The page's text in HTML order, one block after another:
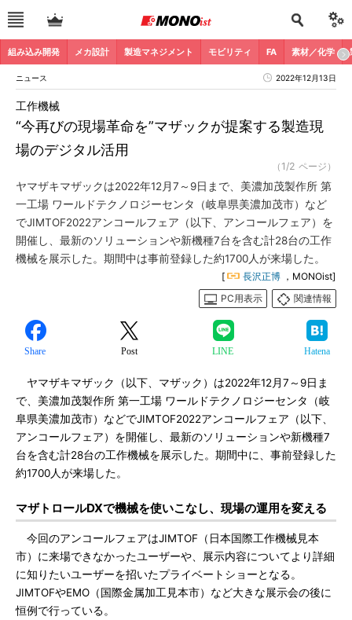
組み込み開発 メカ設計 製造マネジメント モビリティ FA 素材／化学
ニュース 2022年12月13日
“今再びの現場革命を”マザックが提案する製造現
場のデジタル活用
工作機械
（1/2 ページ）
ヤマザキマザックは2022年12月7～9日まで、美濃加茂製作所 第
一工場 ワールドテクノロジーセンタ（岐阜県美濃加茂市）など
でJIMTOF2022アンコールフェア（以下、アンコールフェア）を
開催し、最新のソリューションや新機種7台を含む計28台の工作
機械を展示した。期間中は事前登録した約1700人が来場した。
[ 長沢正博 ，MONOist]
PC用表示
関連情報
Share Post LINE Hatena
ヤマザキマザック（以下、マザック）は2022年12月7～9日ま
で、美濃加茂製作所 第一工場 ワールドテクノロジーセンタ（岐
阜県美濃加茂市）などでJIMTOF2022アンコールフェア（以下、
アンコールフェア）を開催し、最新のソリューションや新機種7
台を含む計28台の工作機械を展示した。期間中に、事前登録した
約1700人が来場した。
マザトロールDXで機械を使いこなし、現場の運用を変える
今回のアンコールフェアはJIMTOF（日本国際工作機械見本
市）に来場できなかったユーザーや、展示内容についてより詳細
に知りたいユーザーを招いたプライベートショーとなる。
JIMTOFやEMO（国際金属加工見本市）など大きな展示会の後に
恒例で行っている。